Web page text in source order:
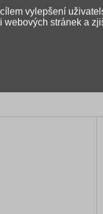
vylepšení
stránek a